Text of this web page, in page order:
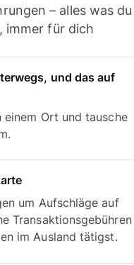
– alles was du
immer für dich
und das auf
einem Ort und tausche
um Aufschläge auf
Transaktionsgebühren
im Ausland tätigst.